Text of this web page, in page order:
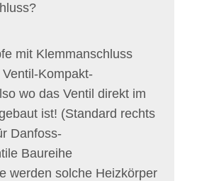
mit Klemmanschluss
Kompakt-
wo das Ventil direkt im
ist! (Standard rechts
Danfoss-
Baureihe
werden solche Heizkörper